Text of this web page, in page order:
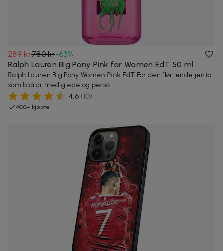
289 kr780 kr-63%
Ralph Lauren Big Pony Pink for Women EdT 50 ml
Ralph Lauren Big Pony Women Pink EdT For den flørtende jenta
som bidrar med glede og perso...
4,6 (10)
400+ kjøpte